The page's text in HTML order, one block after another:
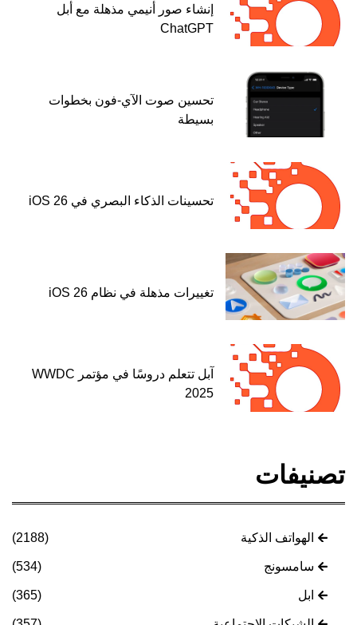
إنشاء صور أنيمي مذهلة مع أبل
ChatGPT
تحسين صوت الآي-فون بخطوات
بسيطة
تحسينات الذكاء البصري في iOS 26
تغييرات مذهلة في نظام iOS 26
آبل تتعلم دروسًا في مؤتمر WWDC
2025
تصنيفات
الهواتف الذكية (2188)
سامسونج (534)
ابل (365)